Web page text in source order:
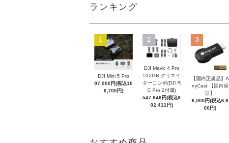
ランキング
1
DJI Mini 5 Pro
97,000円(税込10
6,700円)
2
DJI Mavic 4 Pro
512GB クリエイ
ターコンボ(DJI R
C Pro 2付属)
547,646円(税込6
02,411円)
3
【国内正規品】A
nyCast 【国内保
証】
6,000円(税込6,6
00円)